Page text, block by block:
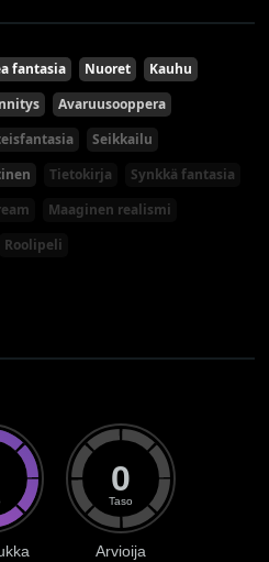
fantasia Nuoret
Kauhu
Avaruusooppera
Seikkailu
Tietokirja
Synkkä fantasia
Maaginen realismi
Roolipeli
0
Taso
Arvioija